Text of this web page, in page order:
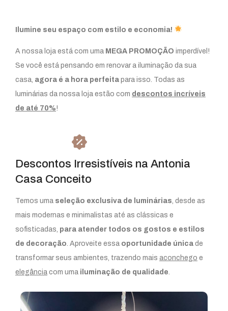
Ilumine seu espaço com estilo e economia!
A nossa loja está com uma MEGA PROMOÇÃO imperdível!
Se você está pensando em renovar a iluminação da sua
casa, agora é a hora perfeita para isso. Todas as
luminárias da nossa loja estão com descontos incríveis
de até 70%!
Descontos Irresistíveis na Antonia
Casa Conceito
Temos uma seleção exclusiva de luminárias , desde as
mais modernas e minimalistas até as clássicas e
sofisticadas, para atender todos os gostos e estilos
de decoração . Aproveite essa oportunidade única de
transformar seus ambientes, trazendo mais aconchego e
elegância com uma iluminação de qualidade